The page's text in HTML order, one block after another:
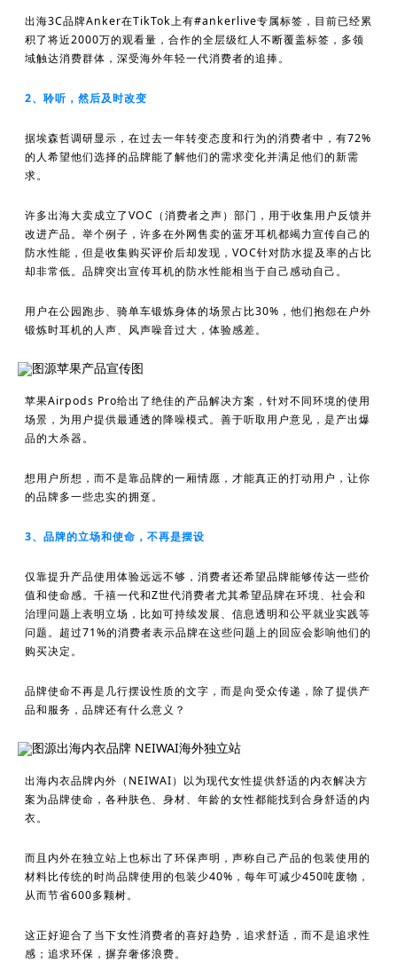
出海3C品牌Anker在TikTok上有#ankerlive专属标签，目前已经累
积了将近2000万的观看量，合作的全层级红人不断覆盖标签，多领
域触达消费群体，深受海外年轻一代消费者的追捧。
2、聆听，然后及时改变
据埃森哲调研显示，在过去一年转变态度和行为的消费者中，有72%
的人希望他们选择的品牌能了解他们的需求变化并满足他们的新需
求。
许多出海大卖成立了VOC（消费者之声）部门，用于收集用户反馈并
改进产品。举个例子，许多在外网售卖的蓝牙耳机都竭力宣传自己的
防水性能，但是收集购买评价后却发现，VOC针对防水提及率的占比
却非常低。品牌突出宣传耳机的防水性能相当于自己感动自己。
用户在公园跑步、骑单车锻炼身体的场景占比30%，他们抱怨在户外
锻炼时耳机的人声、风声噪音过大，体验感差。
图源苹果产品宣传图
苹果Airpods Pro给出了绝佳的产品解决方案，针对不同环境的使用
场景，为用户提供最通透的降噪模式。善于听取用户意见，是产出爆
品的大杀器。
想用户所想，而不是靠品牌的一厢情愿，才能真正的打动用户，让你
的品牌多一些忠实的拥趸。
3、品牌的立场和使命，不再是摆设
仅靠提升产品使用体验远远不够，消费者还希望品牌能够传达一些价
值和使命感。千禧一代和Z世代消费者尤其希望品牌在环境、社会和
治理问题上表明立场，比如可持续发展、信息透明和公平就业实践等
问题。超过71%的消费者表示品牌在这些问题上的回应会影响他们的
购买决定。
品牌使命不再是几行摆设性质的文字，而是向受众传递，除了提供产
品和服务，品牌还有什么意义？
图源出海内衣品牌 NEIWAI海外独立站
出海内衣品牌内外（NEIWAI）以为现代女性提供舒适的内衣解决方
案为品牌使命，各种肤色、身材、年龄的女性都能找到合身舒适的内
衣。
而且内外在独立站上也标出了环保声明，声称自己产品的包装使用的
材料比传统的时尚品牌使用的包装少40%，每年可减少450吨废物，
从而节省600多颗树。
这正好迎合了当下女性消费者的喜好趋势，追求舒适，而不是追求性
感；追求环保，摒弃奢侈浪费。